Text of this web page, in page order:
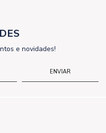
e novidades!
ENVIAR